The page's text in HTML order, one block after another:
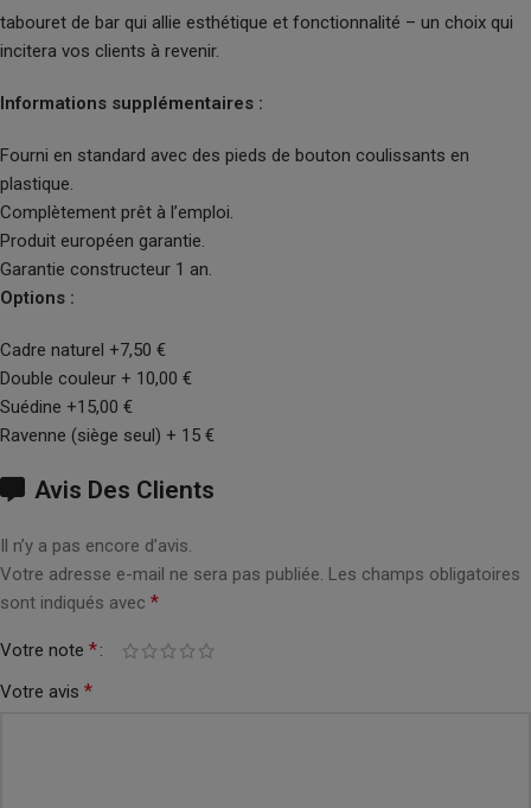
tabouret de bar qui allie esthétique et fonctionnalité – un choix qui
incitera vos clients à revenir.
Informations supplémentaires :
Fourni en standard avec des pieds de bouton coulissants en
plastique.
Complètement prêt à l’emploi.
Produit européen garantie.
Garantie constructeur 1 an.
Options :
Cadre naturel +7,50 €
Double couleur + 10,00 €
Suédine +15,00 €
Ravenne (siège seul) + 15 €
Avis Des Clients
Il n’y a pas encore d’avis.
Votre adresse e-mail ne sera pas publiée. Les champs obligatoires
sont indiqués avec *
Votre note *
Votre avis *